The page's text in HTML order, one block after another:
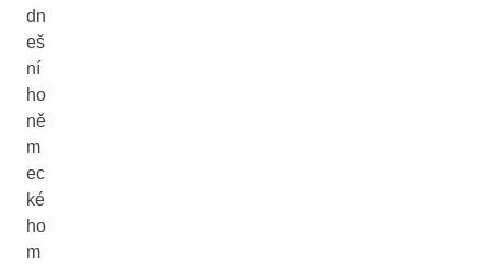
dn
eš
ní
ho
ně
m
ec
ké
ho
m